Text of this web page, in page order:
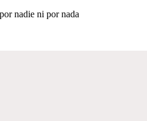
nadie ni por nada